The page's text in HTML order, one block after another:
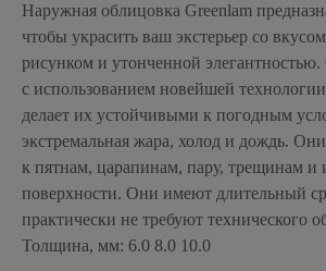
Наружная облицовка Greenlam
чтобы украсить ваш экстерьер со
рисунком и утонченной
с использованием новейшей
делает их устойчивыми к погодным
экстремальная жара, холод и дождь.
к пятнам, царапинам, пару, трещинам и
поверхности. Они имеют длительный
практически не требуют технического
Толщина, мм: 6.0 8.0 10.0